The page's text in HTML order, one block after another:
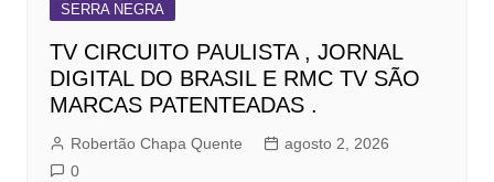
SERRA NEGRA
TV CIRCUITO PAULISTA , JORNAL
DIGITAL DO BRASIL E RMC TV SÃO
MARCAS PATENTEADAS .
Robertão Chapa Quente
agosto 2, 2026
0